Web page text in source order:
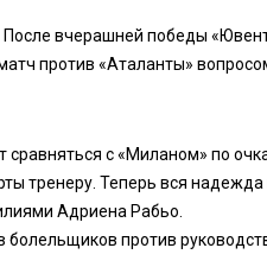
вчерашней победы
против «Аталанты»
с «Миланом» по
тренеру. Теперь вся
Адриена Рабьо.
против